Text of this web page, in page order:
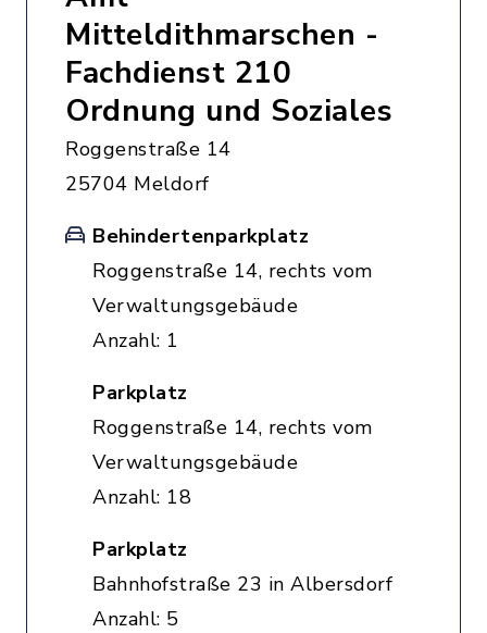
Mitteldithmarschen -
Fachdienst 210
Ordnung und Soziales
Roggenstraße 14
25704 Meldorf
Behindertenparkplatz
Roggenstraße 14, rechts vom
Verwaltungsgebäude
Anzahl: 1
Parkplatz
Roggenstraße 14, rechts vom
Verwaltungsgebäude
Anzahl: 18
Parkplatz
Bahnhofstraße 23 in Albersdorf
Anzahl: 5